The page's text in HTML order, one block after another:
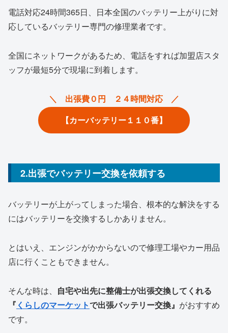
電話対応24時間365日、日本全国のバッテリー上がりに対
応しているバッテリー専門の修理業者です。
全国にネットワークがあるため、電話をすれば加盟店スタ
ッフが最短5分で現場に到着します。
＼ 出張費０円 ２４時間対応 ／
【カーバッテリー１１０番】
2.出張でバッテリー交換を依頼する
バッテリーが上がってしまった場合、根本的な解決をする
にはバッテリーを交換するしかありません。
とはいえ、エンジンがかからないので修理工場やカー用品
店に行くこともできません。
そんな時は、 自宅や出先に整備士が出張交換してくれる
『 くらしのマーケットで出張バッテリー交換』 がおすすめ
です。